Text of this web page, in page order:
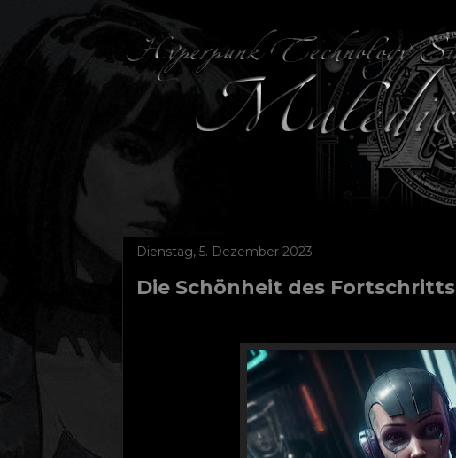
Dienstag, 5. Dezember 2023
Die Schönheit des Fortschritts